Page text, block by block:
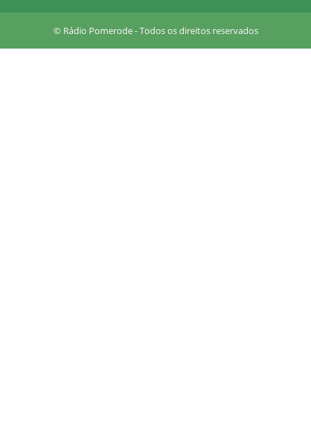
a
© Rádio Pomerode - Todos os direitos reservados